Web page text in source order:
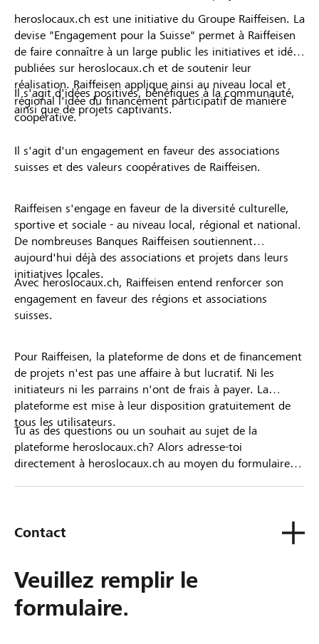
heroslocaux.ch est une initiative du Groupe Raiffeisen. La
devise "Engagement pour la Suisse" permet à Raiffeisen
de faire connaître à un large public les initiatives et idées
publiées sur heroslocaux.ch et de soutenir leur
réalisation. Raiffeisen applique ainsi au niveau local et
régional l'idée du financement participatif de manière
coopérative.
Il s'agit d'idées positives, bénéfiques à la communauté,
ainsi que de projets captivants.
Il s'agit d'un engagement en faveur des associations
suisses et des valeurs coopératives de Raiffeisen.
Raiffeisen s'engage en faveur de la diversité culturelle,
sportive et sociale - au niveau local, régional et national.
De nombreuses Banques Raiffeisen soutiennent
aujourd'hui déjà des associations et projets dans leurs
initiatives locales.
Avec heroslocaux.ch, Raiffeisen entend renforcer son
engagement en faveur des régions et associations
suisses.
Pour Raiffeisen, la plateforme de dons et de financement
de projets n'est pas une affaire à but lucratif. Ni les
initiateurs ni les parrains n'ont de frais à payer. La
plateforme est mise à leur disposition gratuitement de
tous les utilisateurs.
Tu as des questions ou un souhait au sujet de la
plateforme heroslocaux.ch? Alors adresse-toi
directement à heroslocaux.ch au moyen du formulaire
Contact
Veuillez remplir le
formulaire.